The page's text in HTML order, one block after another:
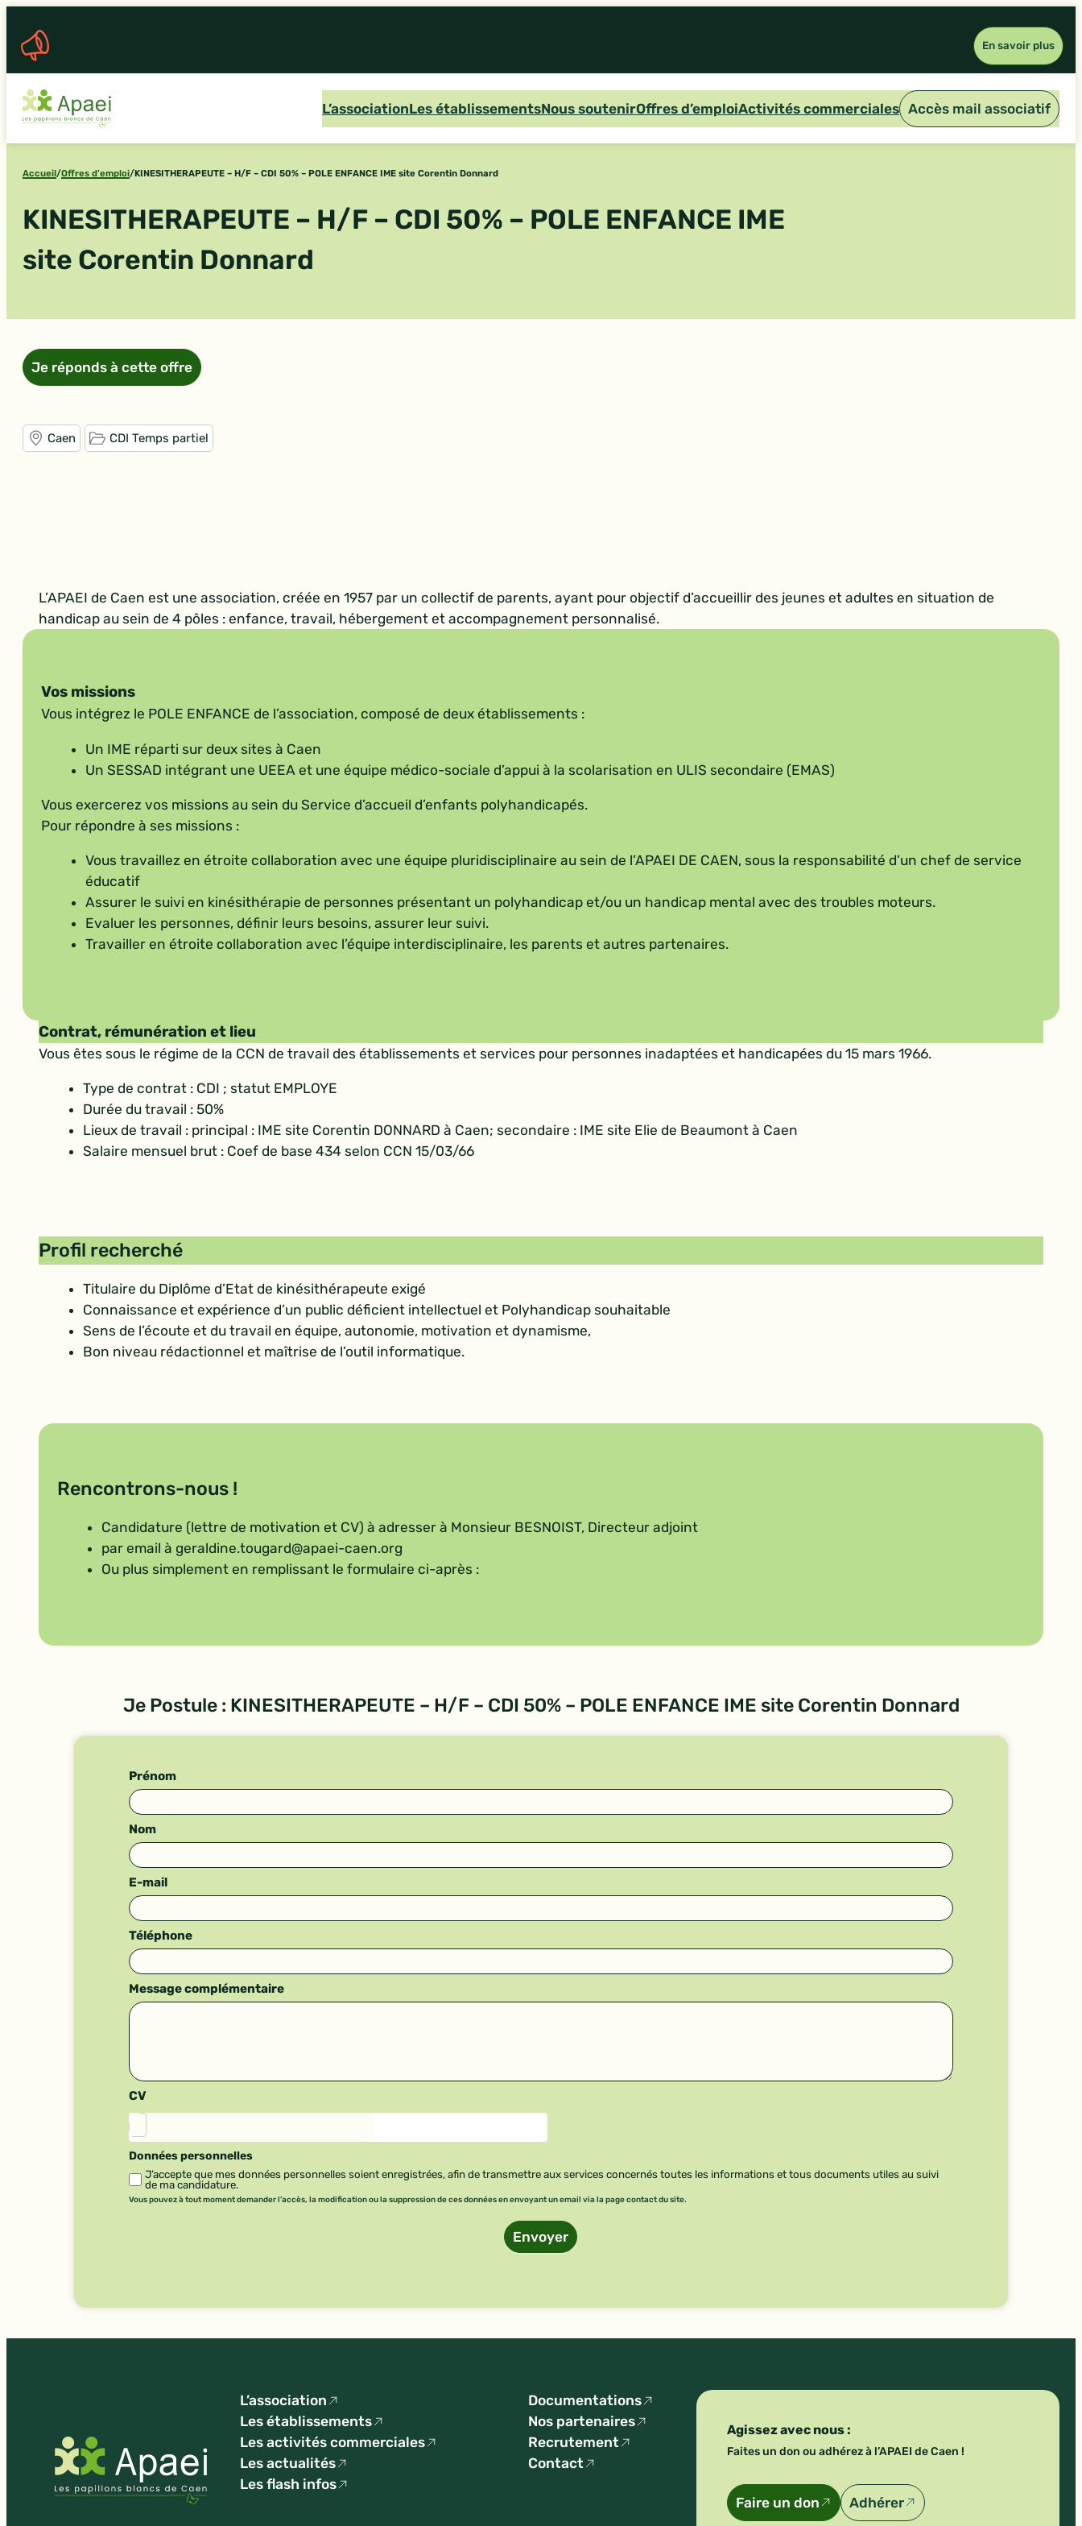
contenu
En savoir plus
L’associationLes établissementsNous soutenirOffres d’emploiActivités commerciales Accès mail associatif
Accueil/Offres d’emploi/KINESITHERAPEUTE – H/F – CDI 50% – POLE ENFANCE IME site Corentin Donnard
KINESITHERAPEUTE – H/F – CDI 50% – POLE ENFANCE IME
site Corentin Donnard
Je réponds à cette offre
Caen CDI Temps partiel
L’APAEI de Caen est une association, créée en 1957 par un collectif de parents, ayant pour objectif d’accueillir des jeunes et adultes en situation de
handicap au sein de 4 pôles : enfance, travail, hébergement et accompagnement personnalisé.
Vos missions
Vous intégrez le POLE ENFANCE de l’association, composé de deux établissements :
Un IME réparti sur deux sites à Caen
Un SESSAD intégrant une UEEA et une équipe médico-sociale d’appui à la scolarisation en ULIS secondaire (EMAS)
Vous exercerez vos missions au sein du Service d’accueil d’enfants polyhandicapés.
Pour répondre à ses missions :
Vous travaillez en étroite collaboration avec une équipe pluridisciplinaire au sein de l’APAEI DE CAEN, sous la responsabilité d’un chef de service
éducatif
Assurer le suivi en kinésithérapie de personnes présentant un polyhandicap et/ou un handicap mental avec des troubles moteurs.
Evaluer les personnes, définir leurs besoins, assurer leur suivi.
Travailler en étroite collaboration avec l’équipe interdisciplinaire, les parents et autres partenaires.
Contrat, rémunération et lieu
Vous êtes sous le régime de la CCN de travail des établissements et services pour personnes inadaptées et handicapées du 15 mars 1966.
Type de contrat : CDI ; statut EMPLOYE
Durée du travail : 50%
Lieux de travail : principal : IME site Corentin DONNARD à Caen; secondaire : IME site Elie de Beaumont à Caen
Salaire mensuel brut : Coef de base 434 selon CCN 15/03/66
Profil recherché
Titulaire du Diplôme d’Etat de kinésithérapeute exigé
Connaissance et expérience d’un public déficient intellectuel et Polyhandicap souhaitable
Sens de l’écoute et du travail en équipe, autonomie, motivation et dynamisme,
Bon niveau rédactionnel et maîtrise de l’outil informatique.
Rencontrons-nous !
Candidature (lettre de motivation et CV) à adresser à Monsieur BESNOIST, Directeur adjoint
par email à geraldine.tougard@apaei-caen.org
Ou plus simplement en remplissant le formulaire ci-après :
Je Postule : KINESITHERAPEUTE – H/F – CDI 50% – POLE ENFANCE IME site Corentin Donnard
Réponse
à
l’annonce
Prénom
Nom
E-mail
Téléphone
Message complémentaire
CV
Données personnelles
J’accepte que mes données personnelles soient enregistrées, afin de transmettre aux services concernés toutes les informations et tous documents utiles au suivi
de ma candidature.
Vous pouvez à tout moment demander l’accès, la modification ou la suppression de ces données en envoyant un email via la page contact du site.
Envoyer
L’association
Les établissements
Les activités commerciales
Les actualités
Les flash infos
Documentations
Nos partenaires
Recrutement
Contact
Agissez avec nous :
Faites un don ou adhérez à l’APAEI de Caen !
Faire un don Adhérer